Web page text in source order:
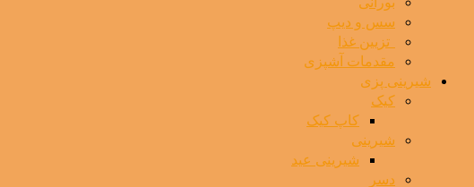
سس و دیپ
⁯ ‌ تزیین غذا
مقدمات آشپزی
شیرینی پزی
کیک
کاپ کیک
شیرینی
شیرینی عید
دسر